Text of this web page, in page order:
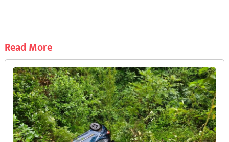
Read More